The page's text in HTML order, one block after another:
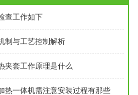
查工作如下
制与工艺控制解析
夹套工作原理是什么
热一体机需注意安装过程有那些